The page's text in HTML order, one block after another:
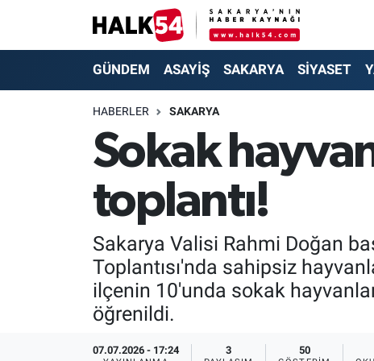
GÜNDEM ASAYİŞ SAKARYA SİYASET
HABERLER SAKARYA
Sokak
toplantı!
Sakarya Valisi Rahmi Doğan
Toplantısı'nda sahipsiz
ilçenin 10'unda sokak
öğrenildi.
07.07.2026 - 17:24 3 50
GÜNDEM
SAKARYA
EKONOMİ
SOKAK RÖPORTAJLARI
Adapazarı Nöbetçi Eczaneler
Adapazarı Trafik Yoğunluk Haritası
Süper Lig Puan Durumu ve Fikstür
Son Dakika Haberleri
Haber Arşivi